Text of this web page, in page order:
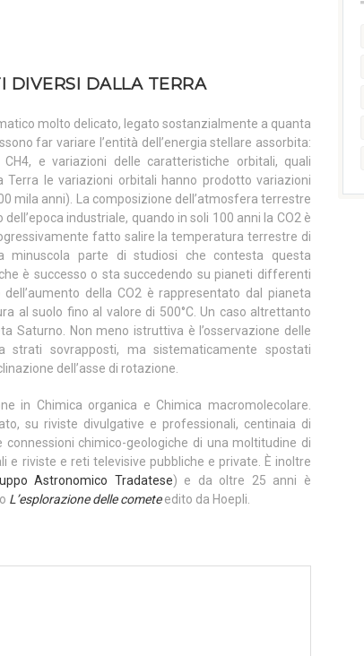
DIVERSI DALLA TERRA
molto delicato, legato sostanzialmente a quanta
far variare l’entità dell’energia stellare assorbita:
e variazioni delle caratteristiche orbitali, quali
Terra le variazioni orbitali hanno prodotto variazioni
mila anni). La composizione dell’atmosfera terrestre
industriale, quando in soli 100 anni la CO2 è
fatto salire la temperatura terrestre di
minuscola parte di studiosi che contesta questa
è successo o sta succedendo su pianeti differenti
della CO2 è rappresentato dal pianeta
al suolo fino al valore di 500°C. Un caso altrettanto
Saturno. Non meno istruttiva è l’osservazione delle
sovrapposti, ma sistematicamente spostati
dell’asse di rotazione.
in Chimica organica e Chimica macromolecolare.
su riviste divulgative e professionali, centinaia di
chimico-geologiche di una moltitudine di
e riviste e reti televisive pubbliche e private. È inoltre
Astronomico Tradatese) e da oltre 25 anni è
L’esplorazione delle comete edito da Hoepli.